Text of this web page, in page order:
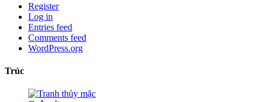
Register
Log in
Entries feed
Comments feed
WordPress.org
Trúc